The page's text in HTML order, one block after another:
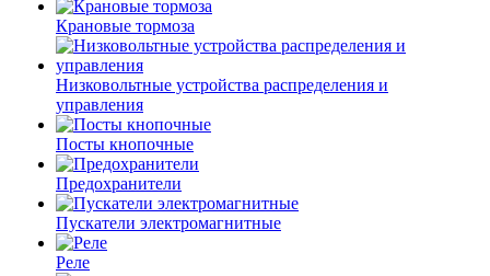
Крановые тормоза
Низковольтные устройства распределения и
управления
Посты кнопочные
Предохранители
Пускатели электромагнитные
Реле